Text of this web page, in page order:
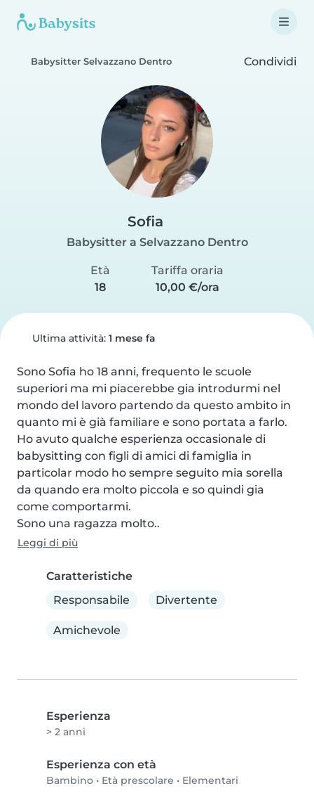
Babysitter Selvazzano Dentro Condividi
Sofia
Babysitter a Selvazzano Dentro
Età
18
Tariffa oraria
10,00 €/ora
Ultima attività: 1 mese fa
Sono Sofia ho 18 anni, frequento le scuole
superiori ma mi piacerebbe gia introdurmi nel
mondo del lavoro partendo da questo ambito in
quanto mi è già familiare e sono portata a farlo.
Ho avuto qualche esperienza occasionale di
babysitting con figli di amici di famiglia in
particolar modo ho sempre seguito mia sorella
da quando era molto piccola e so quindi gia
come comportarmi.
Sono una ragazza molto..
Leggi di più
Caratteristiche
Responsabile
Divertente
Amichevole
Esperienza
> 2 anni
Esperienza con età
Bambino • Età prescolare • Elementari